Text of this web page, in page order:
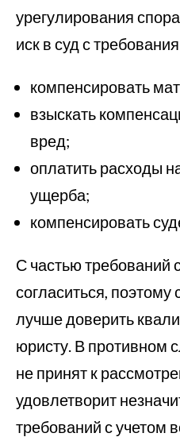
урегулирования
иск в суд с
компенсировать
взыскать
вред;
оплатить расходы
ущерба;
компенсировать
С частью требований
согласиться, поэтому
лучше доверить
юристу. В противном
не принят к
удовлетворит
требований с учетом